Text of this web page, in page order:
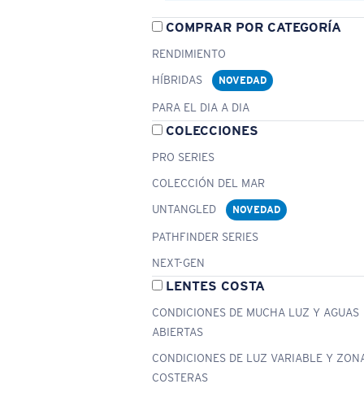
COMPRAR POR CATEGORÍA
RENDIMIENTO
HÍBRIDAS
NOVEDAD
PARA EL DIA A DIA
COLECCIONES
PRO SERIES
COLECCIÓN DEL MAR
UNTANGLED
NOVEDAD
PATHFINDER SERIES
NEXT-GEN
LENTES COSTA
CONDICIONES DE MUCHA LUZ Y AGUAS
ABIERTAS
CONDICIONES DE LUZ VARIABLE Y
COSTERAS